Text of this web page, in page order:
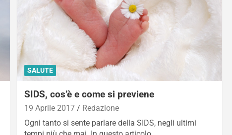
SALUTE
SIDS, cos’è e come si previene
19 Aprile 2017
Redazione
Ogni tanto si sente parlare della SIDS, negli ultimi